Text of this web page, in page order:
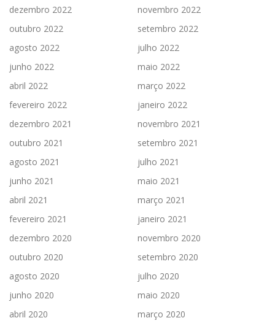
dezembro 2022
novembro 2022
outubro 2022
setembro 2022
agosto 2022
julho 2022
junho 2022
maio 2022
abril 2022
março 2022
fevereiro 2022
janeiro 2022
dezembro 2021
novembro 2021
outubro 2021
setembro 2021
agosto 2021
julho 2021
junho 2021
maio 2021
abril 2021
março 2021
fevereiro 2021
janeiro 2021
dezembro 2020
novembro 2020
outubro 2020
setembro 2020
agosto 2020
julho 2020
junho 2020
maio 2020
abril 2020
março 2020